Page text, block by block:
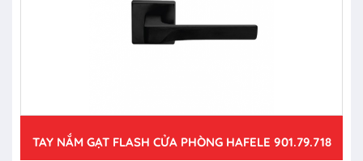
TAY NẮM GẠT FLASH CỬA PHÒNG HAFELE 901.79.718